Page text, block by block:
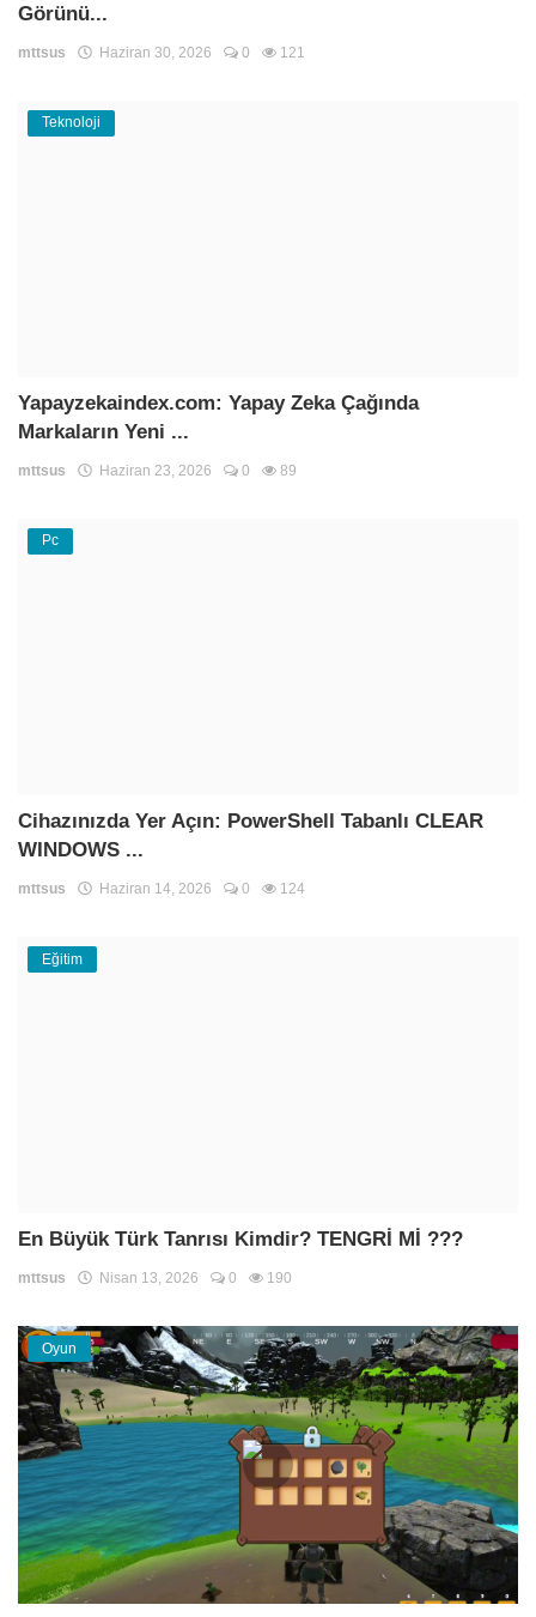
Görünü...
mttsus Haziran 30, 2026 0 121
Teknoloji
Yapayzekaindex.com: Yapay Zeka Çağında
Markaların Yeni ...
mttsus Haziran 23, 2026 0 89
Pc
Cihazınızda Yer Açın: PowerShell Tabanlı CLEAR
WINDOWS ...
mttsus Haziran 14, 2026 0 124
Eğitim
En Büyük Türk Tanrısı Kimdir? TENGRİ Mİ ???
mttsus Nisan 13, 2026 0 190
Oyun